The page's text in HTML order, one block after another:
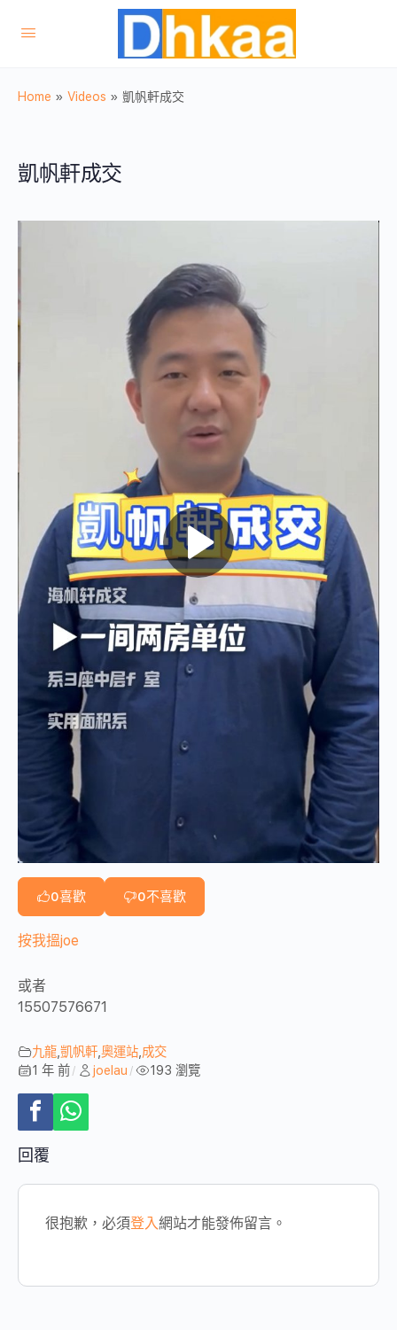
Home » Videos » 凱帆軒成交
凱帆軒成交
0喜歡 0不喜歡
按我搵joe
或者
15507576671
九龍 凱帆軒 奧運站 成交
1 年 前 / joelau / 193 瀏覽
回覆
很抱歉，必須登入網站才能發佈留言。